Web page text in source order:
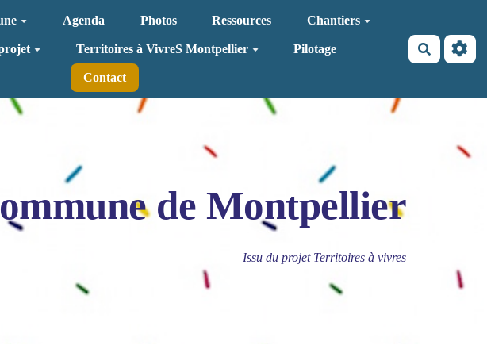
Agenda Photos Ressources Chantiers
Territoires à VivreS Montpellier Pilotage
Contact
de Montpellier
Issu du projet Territoires à vivres